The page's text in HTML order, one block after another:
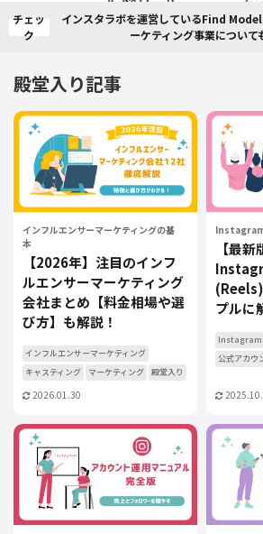
チェッ
ク
インスタラボを運営しているFind
ーケティング事業について
殿堂入り記事
インフルエンサーマーケティングの基
本
【2026年】注目のインフ
ルエンサーマーケティング
会社まとめ【料金相場や選
び方】も解説！
インフルエンサーマーケティング
キャスティング
マーケティング 殿堂入り
2026.01.30
【最
プルに
Instagram
公式アカウ